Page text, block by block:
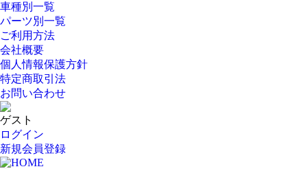
車種別一覧
パーツ別一覧
ご利用方法
会社概要
個人情報保護方針
特定商取引法
お問い合わせ
ゲスト
ログイン
新規会員登録
HOME